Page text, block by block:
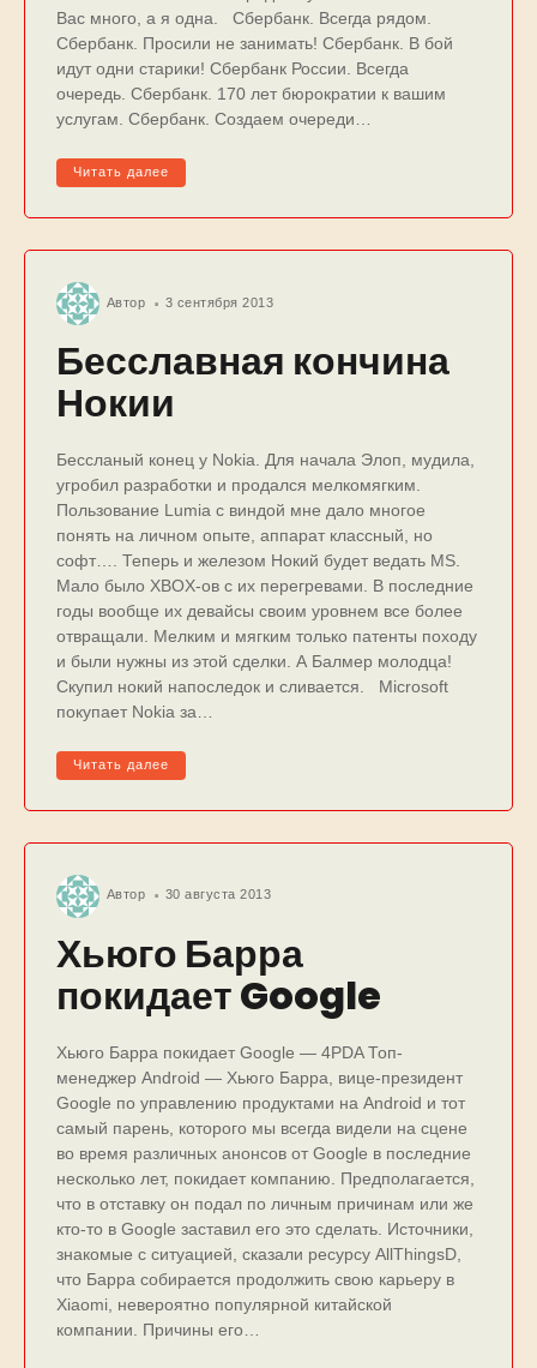
Вас много, а я одна. Сбербанк. Всегда рядом.
Сбербанк. Просили не занимать! Сбербанк. В бой
идут одни старики! Сбербанк России. Всегда
очередь. Сбербанк. 170 лет бюрократии к вашим
услугам. Сбербанк. Создаем очереди…
Читать далее
Автор 3 сентября 2013
Бесславная кончина
Нокии
Бессланый конец у Nokia. Для начала Элоп, мудила,
угробил разработки и продался мелкомягким.
Пользование Lumia с виндой мне дало многое
понять на личном опыте, аппарат классный, но
софт…. Теперь и железом Нокий будет ведать MS.
Мало было XBOX-ов с их перегревами. В последние
годы вообще их девайсы своим уровнем все более
отвращали. Мелким и мягким только патенты походу
и были нужны из этой сделки. А Балмер молодца!
Скупил нокий напоследок и сливается. Microsoft
покупает Nokia за…
Читать далее
Автор 30 августа 2013
Хьюго Барра
покидает Google
Хьюго Барра покидает Google — 4PDA Топ-
менеджер Android — Хьюго Барра, вице-президент
Google по управлению продуктами на Android и тот
самый парень, которого мы всегда видели на сцене
во время различных анонсов от Google в последние
несколько лет, покидает компанию. Предполагается,
что в отставку он подал по личным причинам или же
кто-то в Google заставил его это сделать. Источники,
знакомые с ситуацией, сказали ресурсу AllThingsD,
что Барра собирается продолжить свою карьеру в
Xiaomi, невероятно популярной китайской
компании. Причины его…